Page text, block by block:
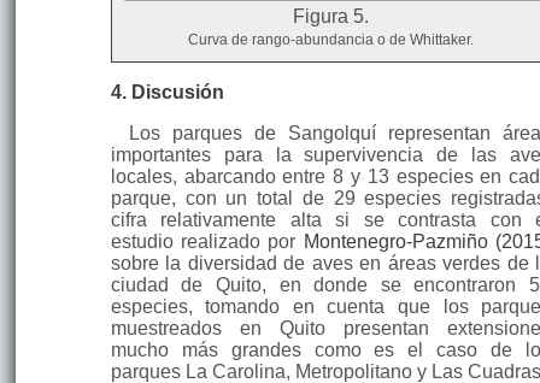
Figura 5.
Curva de rango-abundancia o de Whittaker.
4. Discusión
Los parques de Sangolquí representan
importantes para la supervivencia de las
locales, abarcando entre 8 y 13 especies en
parque, con un total de 29 especies
cifra relativamente alta si se contrasta con
estudio realizado por Montenegro-Pazmiño
sobre la diversidad de aves en áreas verdes de
ciudad de Quito, en donde se encontraron
especies, tomando en cuenta que los
muestreados en Quito presentan
mucho más grandes como es el caso de
parques La Carolina, Metropolitano y Las